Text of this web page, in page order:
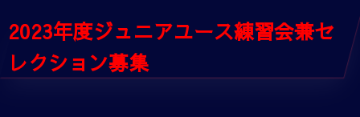
2023年度ジュニアユース練習会兼セ
レクション募集